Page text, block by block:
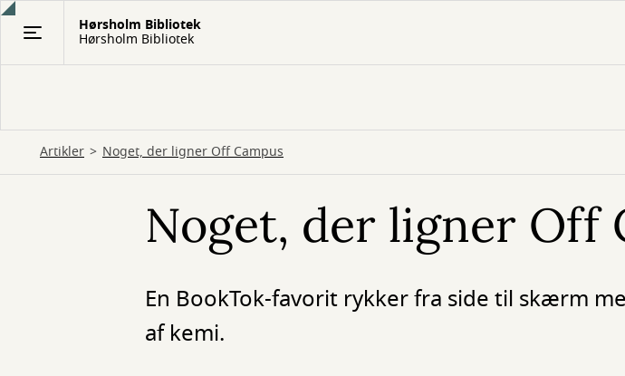
Gå
Hørsholm Bibliotek
Hørsholm Bibliotek
Artikler Noget, der ligner Off Campus
Noget, der ligner Off
En BookTok-favorit rykker fra side til skærm
af kemi.